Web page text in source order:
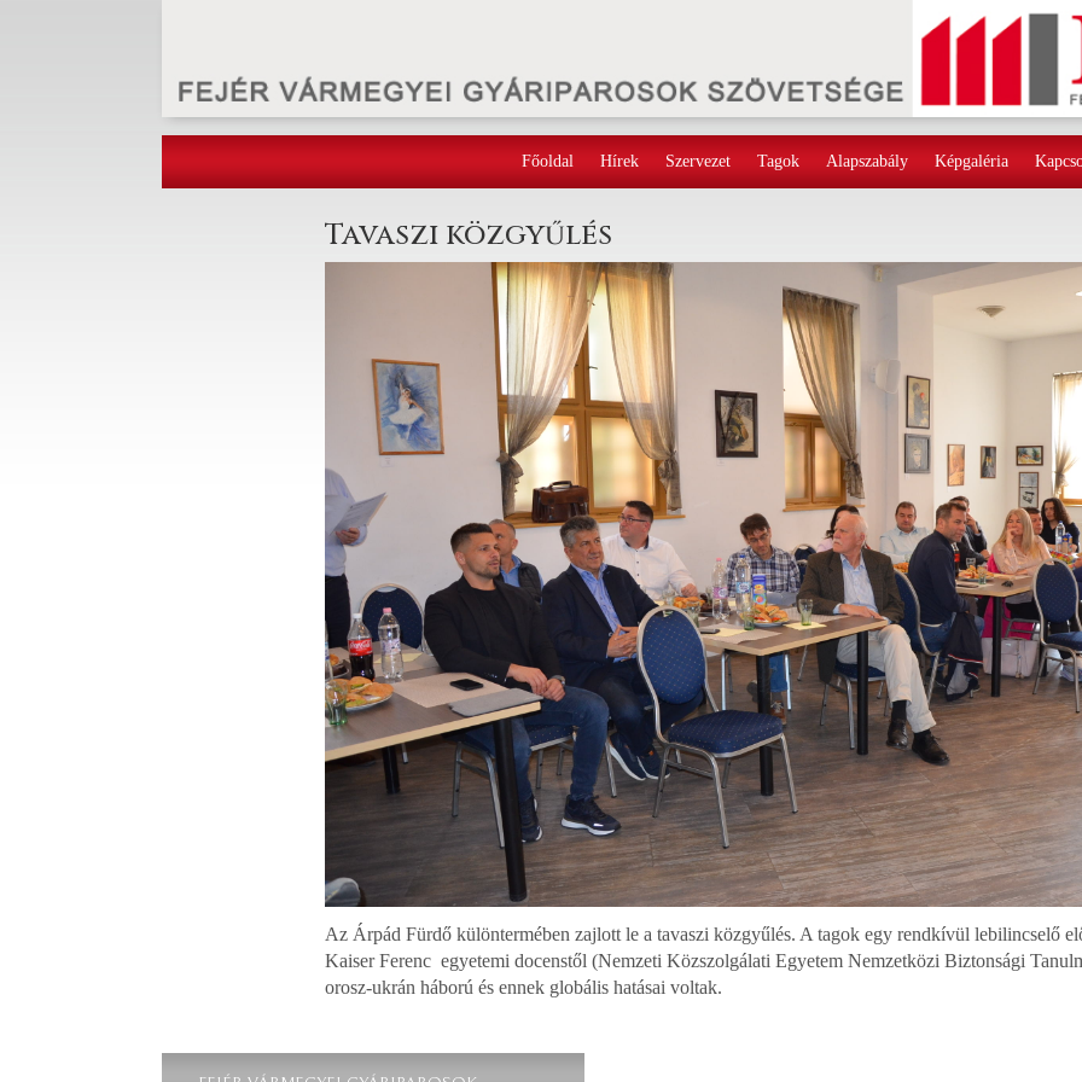
Főoldal Hírek Szervezet Tagok Alapszabály Képgaléria
Tavaszi közgyűlés
Az Árpád Fürdő különtermében zajlott le a tavaszi közgyűlés. A tagok egy rendkívül lebilincselő
Kaiser Ferenc egyetemi docenstől (Nemzeti Közszolgálati Egyetem Nemzetközi Biztonsági
orosz-ukrán háború és ennek globális hatásai voltak.